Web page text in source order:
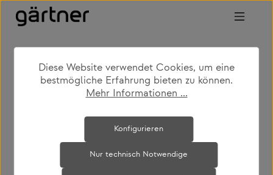
Zum Hauptinhalt springen
shop produkte wohnen esstische
Bildergalerie überspringen
Diese Website verwendet Cookies, um eine
bestmögliche Erfahrung bieten zu können.
Mehr Informationen ...
Nur technisch Notwendige
Konfigurieren